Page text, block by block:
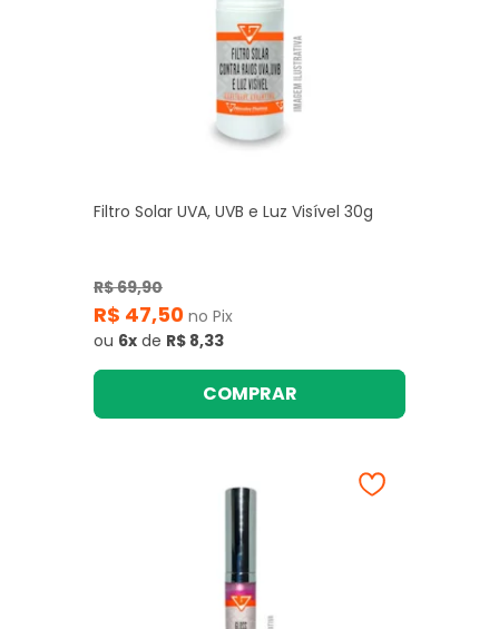
Filtro Solar UVA, UVB e Luz Visível 30g
R$ 69,90
R$ 47,50 no Pix
ou 6x de R$ 8,33
COMPRAR